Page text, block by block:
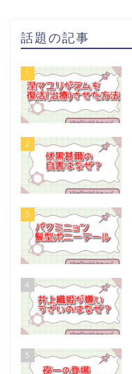
話題の記事
1
2
3
4
5